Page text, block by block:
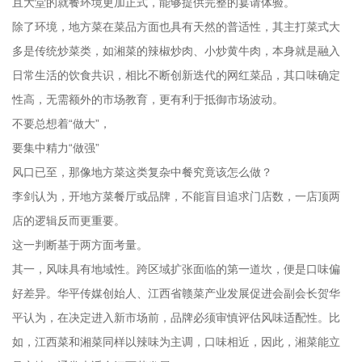
除了环境，地方菜在菜品方面也具有天然的普适性，其主打菜式大
多是传统炒菜类，如湘菜的辣椒炒肉、小炒黄牛肉，本身就是融入
日常生活的饮食共识，相比不断创新迭代的网红菜品，其口味确定
性高，无需额外的市场教育，更有利于抵御市场波动。
不要总想着“做大”，
要集中精力“做强”
风口已至，那像地方菜这类复杂中餐究竟该怎么做？
李剑认为，开地方菜餐厅或品牌，不能盲目追求门店数，一店顶两
店的逻辑反而更重要。
这一判断基于两方面考量。
其一，风味具有地域性。跨区域扩张面临的第一道坎，便是口味偏
好差异。华平传媒创始人、江西省赣菜产业发展促进会副会长贺华
平认为，在决定进入新市场前，品牌必须审慎评估风味适配性。比
如，江西菜和湘菜同样以辣味为主调，口味相近，因此，湘菜能立